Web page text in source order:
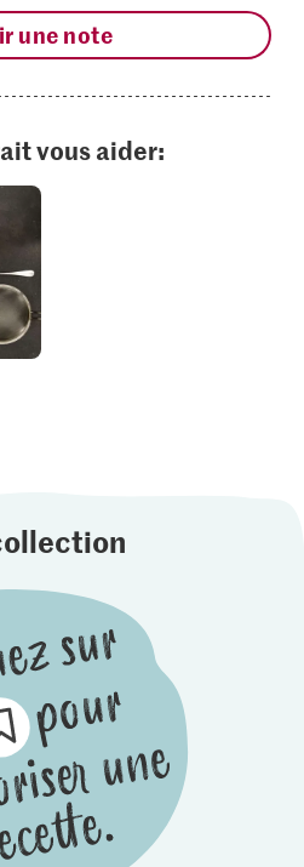
une note
vous aider: